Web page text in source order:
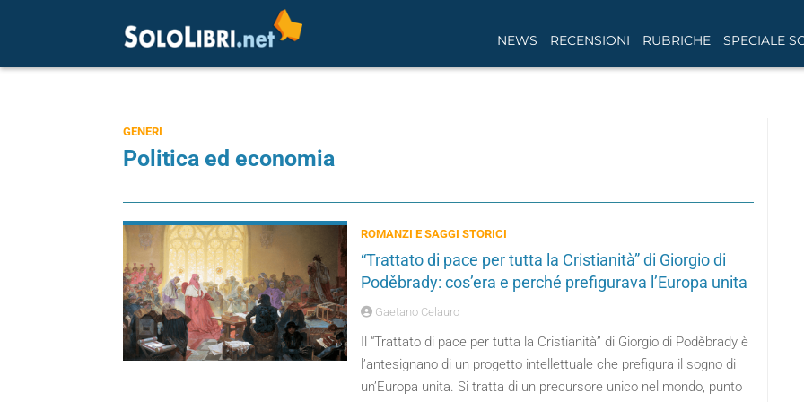
NEWS RECENSIONI RUBRICHE SPECIALE
GENERI
Politica ed economia
ROMANZI E SAGGI STORICI
“Trattato di pace per tutta la Cristianità” di Giorgio di
Poděbrady: cos’era e perché prefigurava l’Europa unita
Gaetano Celauro
Il “Trattato di pace per tutta la Cristianità” di Giorgio di Poděbrady è
l’antesignano di un progetto intellettuale che prefigura il sogno di
un’Europa unita. Si tratta di un precursore unico nel mondo, punto